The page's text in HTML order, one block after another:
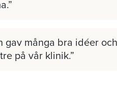
gav många bra idéer
på vår klinik.